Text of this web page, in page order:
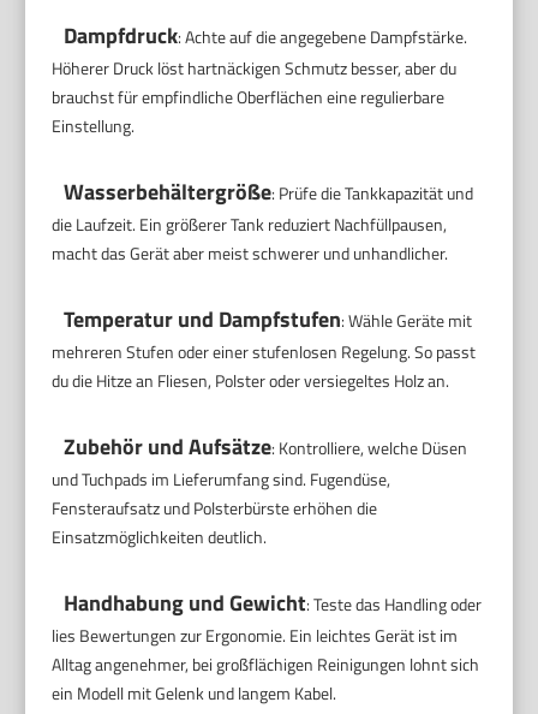
Dampfdruck: Achte auf die angegebene Dampfstärke.
Höherer Druck löst hartnäckigen Schmutz besser, aber du
brauchst für empfindliche Oberflächen eine regulierbare
Einstellung.
Wasserbehältergröße: Prüfe die Tankkapazität und
die Laufzeit. Ein größerer Tank reduziert Nachfüllpausen,
macht das Gerät aber meist schwerer und unhandlicher.
Temperatur und Dampfstufen: Wähle Geräte mit
mehreren Stufen oder einer stufenlosen Regelung. So passt
du die Hitze an Fliesen, Polster oder versiegeltes Holz an.
Zubehör und Aufsätze: Kontrolliere, welche Düsen
und Tuchpads im Lieferumfang sind. Fugendüse,
Fensteraufsatz und Polsterbürste erhöhen die
Einsatzmöglichkeiten deutlich.
Handhabung und Gewicht: Teste das Handling oder
lies Bewertungen zur Ergonomie. Ein leichtes Gerät ist im
Alltag angenehmer, bei großflächigen Reinigungen lohnt sich
ein Modell mit Gelenk und langem Kabel.